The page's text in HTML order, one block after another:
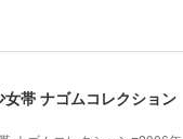
帯 ナゴムコレクション